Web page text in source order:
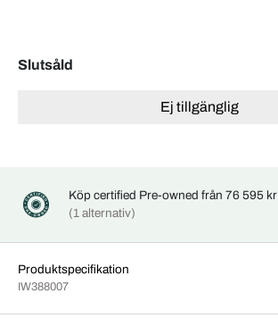
Slutsåld
Ej tillgänglig
Köp certified Pre-owned från 76 595 kr
(1 alternativ)
Produktspecifikation
IW388007